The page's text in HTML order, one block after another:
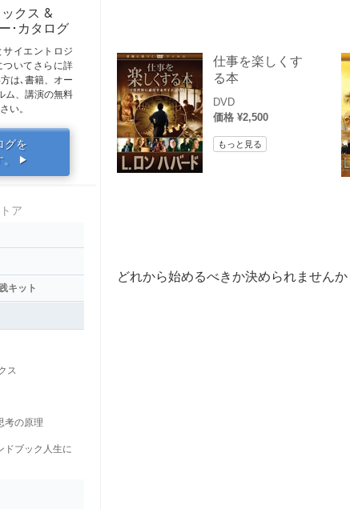
仕事を楽しくす
る本
DVD
価格 ¥2,500
もっと見る
どれから始めるべきか決められませんか
クス &
･カタログ
イエントロジ
ついてさらに詳
は､書籍、オー
ム、講演の無料
い。
グを
▶
ア
キット
ス
考の原理
ドブック人生に